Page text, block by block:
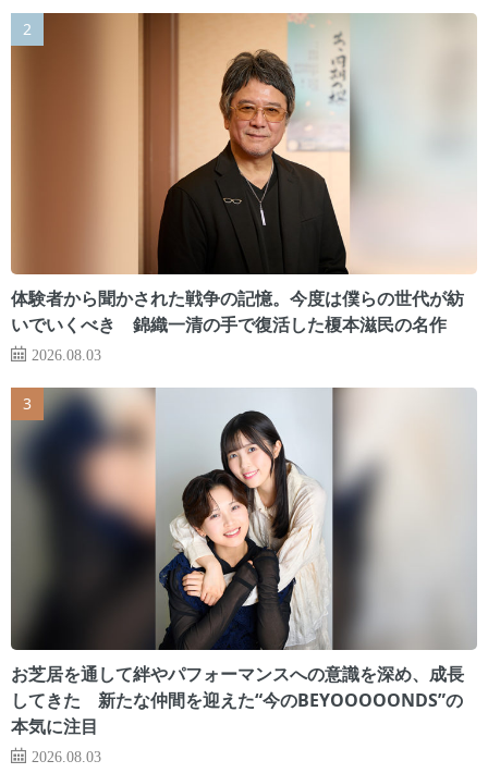
体験者から聞かされた戦争の記憶。今度は僕らの世代が紡
いでいくべき 錦織一清の手で復活した榎本滋民の名作
2026.08.03
お芝居を通して絆やパフォーマンスへの意識を深め、成長
してきた 新たな仲間を迎えた“今のBEYOOOOONDS”の
本気に注目
2026.08.03